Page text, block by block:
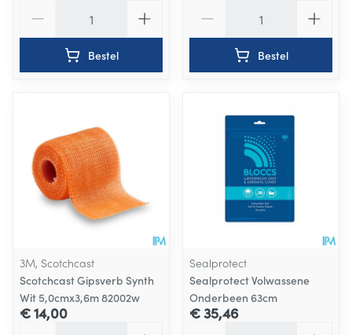
Bestel Bestel
3M, Scotchcast
Scotchcast Gipsverb Synth
Wit 5,0cmx3,6m 82002w
€ 14,00
Sealprotect
Sealprotect Volwassene
Onderbeen 63cm
€ 35,46